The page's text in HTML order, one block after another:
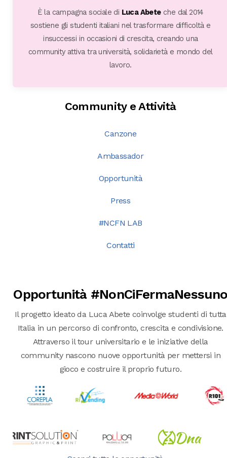
È la campagna sociale di Luca Abeteche dal 2014
sostiene gli studenti italiani nel trasformare difficoltà e
insuccessi in occasioni di crescita, creando una
community attiva tra università, solidarietà e mondo del
lavoro.
Community e Attività
Canzone
Ambassador
Opportunità
Press
#NCFN LAB
Contatti
Opportunità
Il progetto ideato da Luca Abete coinvolge studenti di tutta
Italia in un percorso di confronto, crescita e condivisione.
Attraverso il tour universitario e le iniziative della
community nascono nuove opportunità per mettersi in
gioco e costruire il proprio futuro.